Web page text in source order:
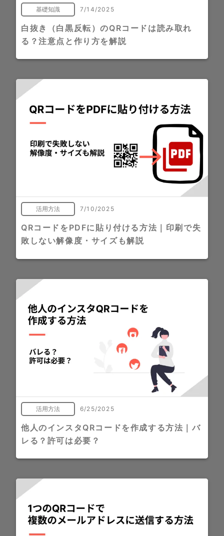
基礎知識 7/14/2025
白抜き（白黒反転）のQRコードは読み取れ
る？注意点と作り方を解説
活用方法 7/10/2025
QRコードをPDFに貼り付ける方法｜印刷で失
敗しない解像度・サイズも解説
活用方法 6/25/2025
他人のインスタQRコードを作成する方法｜バ
レる？許可は必要？